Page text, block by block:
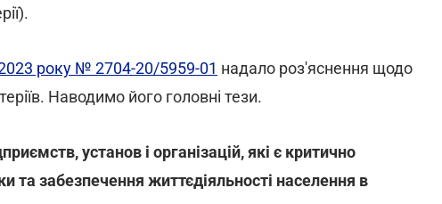
року № 2704-20/5959-01 надало роз'яснення щодо
Наводимо його головні тези.
установ і організацій, які є критично
забезпечення життєдіяльності населення в